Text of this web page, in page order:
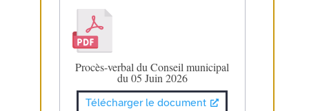
Procès-verbal du Conseil municipal
du 05 Juin 2026
Télécharger le document